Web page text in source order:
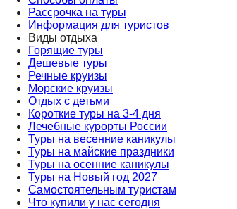
Рассрочка на туры
Информация для туристов
Виды отдыха
Горящие туры
Дешевые туры
Речные круизы
Морские круизы
Отдых с детьми
Короткие туры на 3-4 дня
Лечебные курорты России
Туры на весенние каникулы
Туры на майские праздники
Туры на осенние каникулы
Туры на Новый год 2027
Самостоятельным туристам
Что купили у нас сегодня